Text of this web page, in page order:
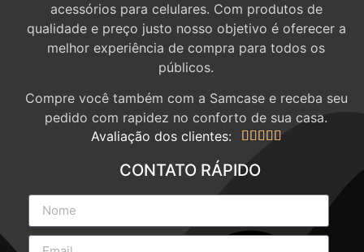
acessórios para celulares. Com produtos de
qualidade e preço justo nosso objetivo é oferecer a
melhor experiência de compra para todos os
públicos.
Compre você também com a Samcase e receba seu
pedido com rapidez no conforto de sua casa.
Avaliação dos clientes:
    
CONTATO RÁPIDO